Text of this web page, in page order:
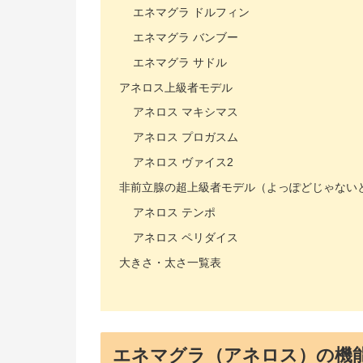
エネマグラ ドルフィン
エネマグラ バンブー
エネマグラ サドル
アネロス上級者モデル
アネロス マキシマス
アネロス プロガスム
アネロス ヴァイス2
非前立腺の超上級者モデル（よっぽどじゃない
アネロス テンポ
アネロス ペリダイス
大きさ・太さ一覧表
エネマグラ（アネロス）の機